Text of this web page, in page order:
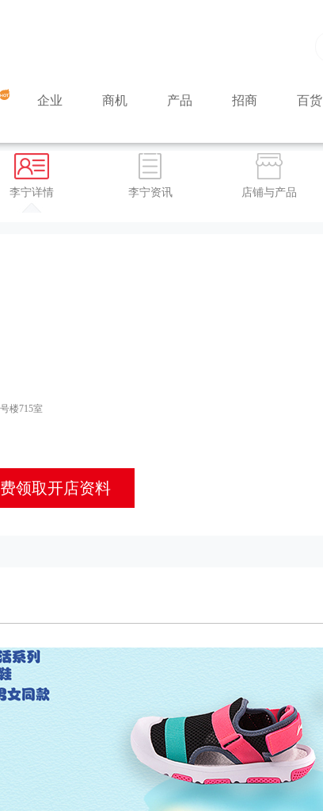
企业 商机 产品 招商 百货
李宁详情 李宁资讯 店铺与产品
楼715室
领取开店资料